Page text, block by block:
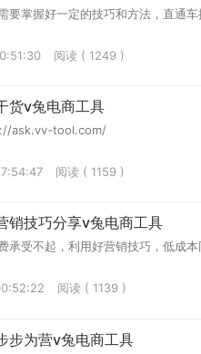
要掌握好一定的技巧和方法，直
阅读 ( 1249 )
货v兔电商工具
ask.vv-tool.com/
阅读 ( 1159 )
销技巧分享v兔电商工具
承受不起，利用好营销技巧，低
阅读 ( 1139 )
步为营v兔电商工具